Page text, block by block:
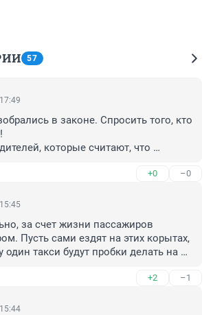
57
в законе. Спросить того, кто
которые считают, что
что "Максим" не агрегатор?-
+0 –0
за счет жизни пассажиров
Пусть сами ездят на этих корытах,
один такси будут пробки делать на
+2 –1